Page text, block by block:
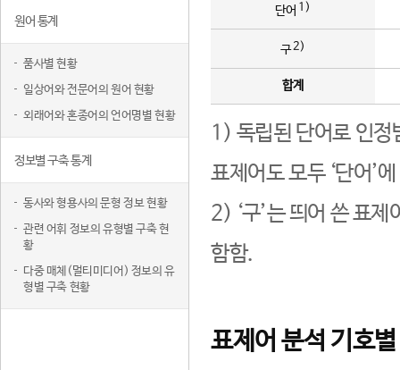
원어 통계
품사별 현황
일상어와 전문어의 원어 현황
외래어와 혼종어의 언어명별 현황
정보별 구축 통계
동사와 형용사의 문형 정보 현황
관련 어휘 정보의 유형별 구축 현
황
다중 매체(멀티미디어) 정보의 유
형별 구축 현황
단어 1)
구2)
합계
1) 독립된 단어로 인정
표제어도 모두 ‘단어’
2) ‘구’는 띄어 쓴 표
함함.
표제어 분석 기호